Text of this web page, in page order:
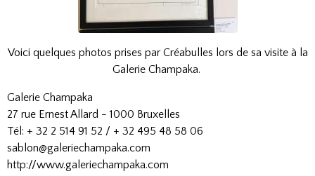
Voici quelques photos prises par Créabulles lors de sa visite à la
Galerie Champaka.
Galerie Champaka
27 rue Ernest Allard - 1000 Bruxelles
Tél: + 32 2 514 91 52 / + 32 495 48 58 06
sablon@galeriechampaka.com
http://www.galeriechampaka.com